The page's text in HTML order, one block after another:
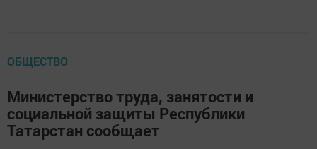
ОБЩЕСТВО
Министерство труда, занятости и
социальной защиты Республики
Татарстан сообщает